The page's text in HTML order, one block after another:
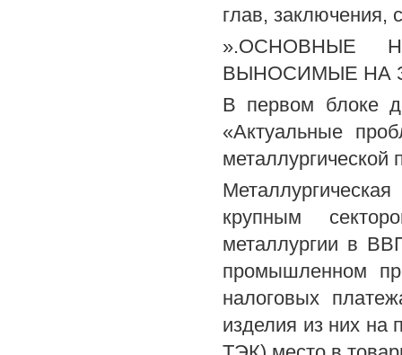
глав, заключения,
».ОСНОВНЫЕ
ВЫНОСИМЫЕ НА
В первом блоке
«Актуальные
крупным
металлургии в
промышленном
налоговых
изделия из них на